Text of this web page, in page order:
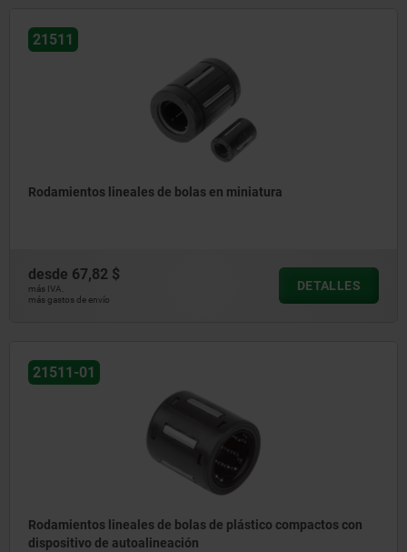
21511
Rodamientos lineales de bolas en miniatura
desde 67,82 $
más IVA.
más gastos de envío
DETALLES
21511-01
Rodamientos lineales de bolas de plástico compactos con
dispositivo de autoalineación